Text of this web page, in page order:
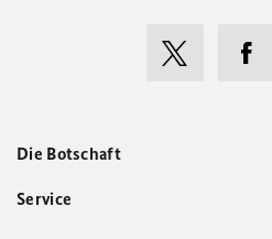
Die Botschaft
Service